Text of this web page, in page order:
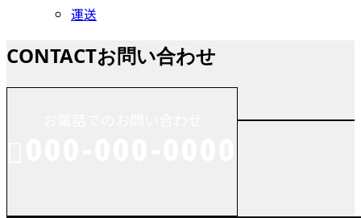
運送
CONTACTお問い合わせ